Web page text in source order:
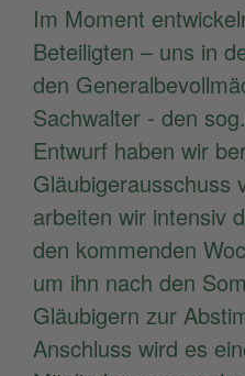
Im Moment
Beteiligten – uns in
den
Sachwalter - den
Entwurf haben wir
Gläubigerausschuss
arbeiten wir intensiv
den kommenden
um ihn nach den
Gläubigern zur
Anschluss wird es